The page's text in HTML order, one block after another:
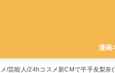
漫画
芸能人 24hコスメ新CMで平手友梨奈